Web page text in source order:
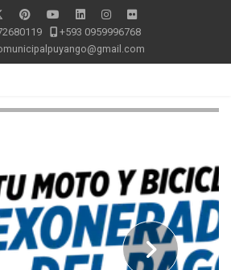
+593 0959996768